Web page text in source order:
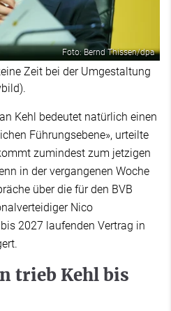
Foto: Bernd Thissen/dpa
Zeit bei der Umgestaltung
Kehl bedeutet natürlich einen
Führungsebene», urteilte
zumindest zum jetzigen
in der vergangenen Woche
über die für den BVB
Nico
2027 laufenden Vertrag in
trieb Kehl bis